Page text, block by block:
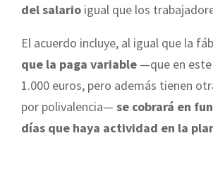
del salario igual que los
El acuerdo incluye, al igual que la
que la paga variable —que en
1.000 euros, pero además tienen
por polivalencia— se cobrará en
días que haya actividad en la